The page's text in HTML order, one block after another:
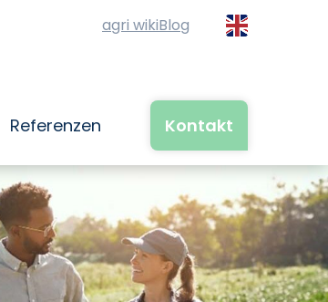
Referenzen Kontakt
agri wikiBlog